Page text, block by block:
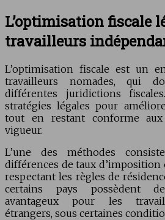
L’optimisation fiscale
travailleurs
L’optimisation fiscale est un
travailleurs nomades, qui
différentes juridictions
stratégies légales pour
tout en restant conforme aux
vigueur.
L’une des méthodes
différences de taux d’imposition
respectant les règles de
certains pays possèdent
avantageux pour les
étrangers, sous certaines